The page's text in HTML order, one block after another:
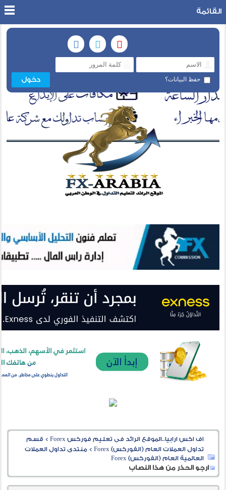
حفظ البيانات؟
القائمة
اف اكس ارابيا..الموقع الرائد فى تعليم فوركس Forex > قسم
تداول العملات العام (الفوركس) Forex
> منتدى تداول العملات
العالمية العام (الفوركس) Forex
ارجو الحذر من هذا النصاب